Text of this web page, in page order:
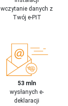
wczytanie danych z
Twój e-PIT
53 mln
wysłanych e-
deklaracji